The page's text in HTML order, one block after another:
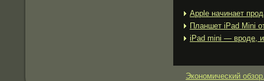
Apple начинает
Планшет iPad Mini
iPad mini — вроде,
Экономический